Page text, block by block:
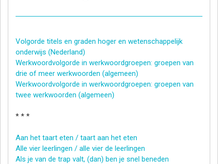
Volgorde titels en graden hoger en wetenschappelijk
onderwijs (Nederland)
Werkwoordvolgorde in werkwoordgroepen: groepen van
drie of meer werkwoorden (algemeen)
Werkwoordvolgorde in werkwoordgroepen: groepen van
twee werkwoorden (algemeen)
* * *
Aan het taart eten / taart aan het eten
Alle vier leerlingen / alle vier de leerlingen
Als je van de trap valt, (dan) ben je snel beneden